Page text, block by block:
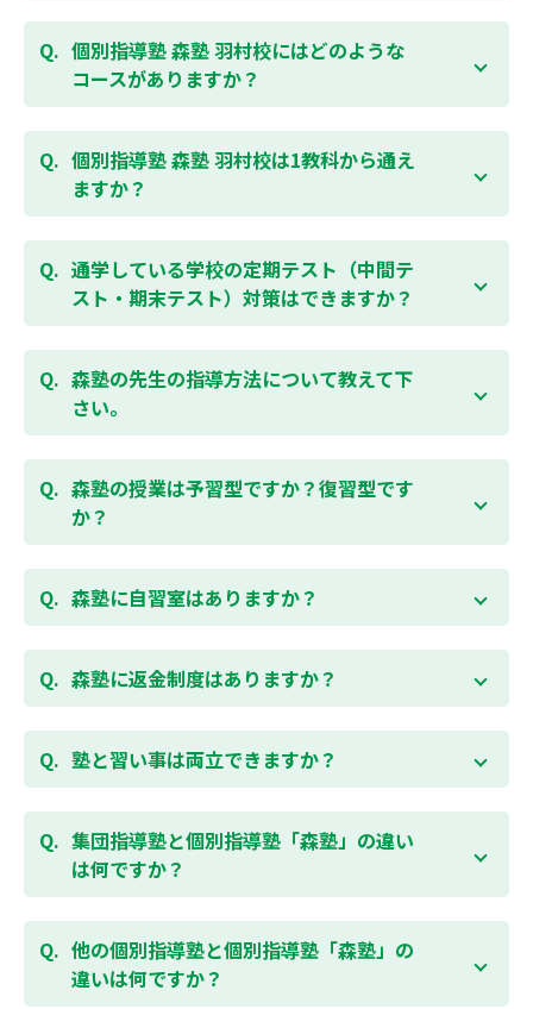
通常期には最大1ヶ月の無料体験を受付しておりま
す。また、春休み、夏休み、冬休みの講習では「4日
間～5日間の無料体験」授業を受けていただくことが
可能です。個別指導塾 森塾 羽村校の無料体験について
個別指導塾 森塾 羽村校にはどのような
コースがありますか？
個別指導塾 森塾 羽村校では、小学生・中学生・高校
生のコースがあり、それぞれ学校のテストの点数アッ
プを目的としたコースとなっております。その他、小
学生用の英検®対策や、基礎学力を身につけるDOJOな
は校舎にお問合わせください。
お問合わせはこちら
個別指導塾 森塾 羽村校は1教科から通え
ますか？
はい、1教科、週1日から受講いただけます。自分から
勉強できる習慣をつけるために最初は1から2教科での
受講をおすすめしております。まずはお気軽にご相談
ください。
ご相談（お問合わせ）はこちら
通学している学校の定期テスト（中間テ
スト・期末テスト）対策はできますか？
お子様お一人おひとりの学校進度やテスト範囲にあわ
せて授業をすすめますので、定期テスト対策に繋がり
ます。森塾では、テスト直前に自分の予定にあわせ
て、テスト対策授業の追加ができます。 受講中の科目
ど）も可能です。 普段忙しくてなかなか手が回らない
科目も、テスト前に集中して対策できると好評です。
森塾の先生の指導方法について教えて下
さい。
「質量ともに日本一」と自負する研修制度を受け、知
識や教え方を習得した先生が、一人ひとりの能力、個
性に合わせて個別指導いたします。先生とお子様の相
性を大切にするために、相性が合わなければ先生変更
森塾の授業は予習型ですか？復習型です
か？
春期・夏期等の講習以外では森塾の授業は学校で習っ
たところを教える「復習型授業」ではなく、塾で習っ
のが楽しくなります。
勉強が楽しくなるとテストの成績が上がり、テストの
様の成績アップを目指しましょう！まずは無料授業体
験を！
無料体験はこちら
森塾に自習室はありますか？
各校舎に完備しています。
空いている時間があれば、学校の授業の予習や宿題、
森塾に返金制度はありますか？
森塾では保護者様に「安心して」入塾をご検討いただ
くために、ご入塾後4回授業を受けられるまでに入塾
「全額」を返金させていただく「返金制度」をご用意
しております。
塾と習い事は両立できますか？
森塾は個別指導ですので、時間や曜日を自由に選択す
ることができます。そのため、部活やすでにお通いの
習い事などと無理なく両立することができます。
集団指導塾と個別指導塾「森塾」の違い
は何ですか？
集団指導塾は多人数の生徒に対して授業を行う学校の
授業と似たスタイルでの指導となりますが、個別指導
塾の森塾は一人ひとりの学習スピードに合わせて個別
に指導します。
他の個別指導塾と個別指導塾「森塾」の
違いは何ですか？